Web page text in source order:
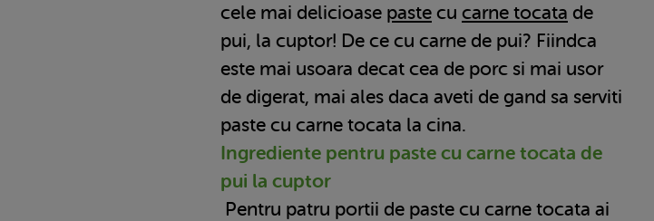
cele mai delicioase paste cu carne tocata de
pui, la cuptor! De ce cu carne de pui? Fiindca
este mai usoara decat cea de porc si mai usor
de digerat, mai ales daca aveti de gand sa serviti
paste cu carne tocata la cina.
Ingrediente pentru paste cu carne tocata de
pui la cuptor
Pentru patru portii de paste cu carne tocata ai